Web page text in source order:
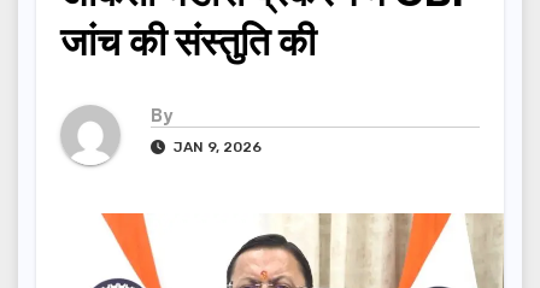
जांच की संस्तुति की
By
JAN 9, 2026